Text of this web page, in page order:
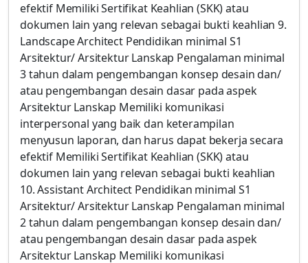
efektif Memiliki Sertifikat Keahlian (SKK) atau
dokumen lain yang relevan sebagai bukti keahlian 9.
Landscape Architect Pendidikan minimal S1
Arsitektur/ Arsitektur Lanskap Pengalaman minimal
3 tahun dalam pengembangan konsep desain dan/
atau pengembangan desain dasar pada aspek
Arsitektur Lanskap Memiliki komunikasi
interpersonal yang baik dan keterampilan
menyusun laporan, dan harus dapat bekerja secara
efektif Memiliki Sertifikat Keahlian (SKK) atau
dokumen lain yang relevan sebagai bukti keahlian
10. Assistant Architect Pendidikan minimal S1
Arsitektur/ Arsitektur Lanskap Pengalaman minimal
2 tahun dalam pengembangan konsep desain dan/
atau pengembangan desain dasar pada aspek
Arsitektur Lanskap Memiliki komunikasi